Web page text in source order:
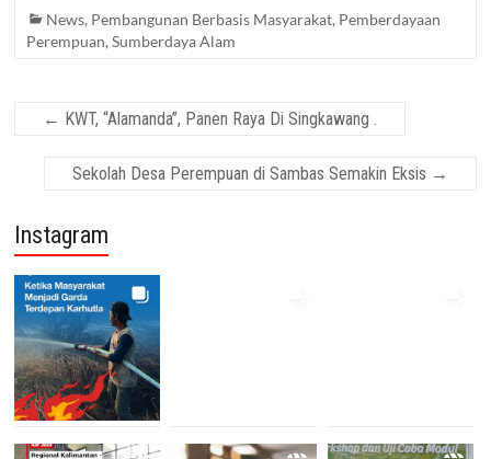
News, Pembangunan Berbasis Masyarakat, Pemberdayaan
Perempuan,Sumberdaya Alam
← KWT, “Alamanda”, Panen Raya Di Singkawang .
Sekolah Desa Perempuan di Sambas Semakin Eksis →
Instagram